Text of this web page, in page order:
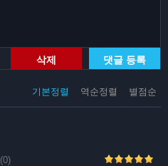
삭제 댓글 등록
기본정렬 역순정렬 별점순
(0)